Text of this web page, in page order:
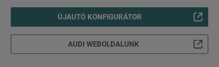
ÚJAUTÓ KONFIGURÁTOR
AUDI WEBOLDALUNK